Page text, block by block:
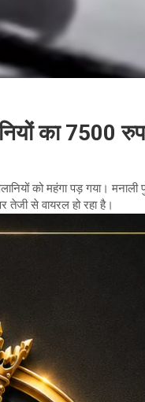
का 7500
को महंगा पड़ गया। मनाली
तेजी से वायरल हो रहा है।